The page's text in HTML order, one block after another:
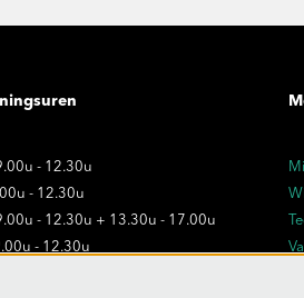
- 12.30u
- 12.30u
- 12.30u + 13.30u - 17.00u
- 12.30u